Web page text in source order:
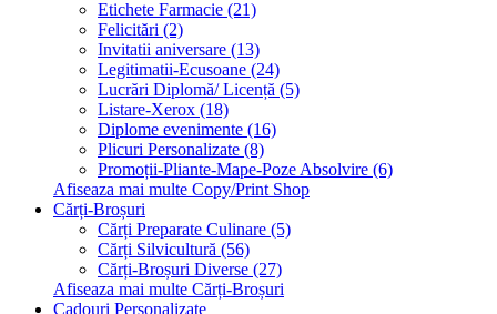
Etichete Farmacie (21)
Felicitări (2)
Invitatii aniversare (13)
Legitimatii-Ecusoane (24)
Lucrări Diplomă/ Licență (5)
Listare-Xerox (18)
Diplome evenimente (16)
Plicuri Personalizate (8)
Promoții-Pliante-Mape-Poze Absolvire (6)
Afiseaza mai multe Copy/Print Shop
Cărți-Broșuri
Cărți Preparate Culinare (5)
Cărți Silvicultură (56)
Cărți-Broșuri Diverse (27)
Afiseaza mai multe Cărți-Broșuri
Cadouri Personalizate